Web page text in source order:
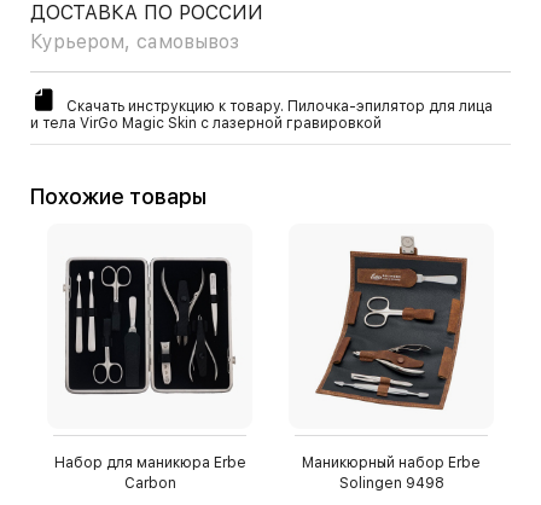
ДОСТАВКА ПО РОССИИ
Курьером, самовывоз
Скачать инструкцию к товару. Пилочка-эпилятор для лица
и тела VirGo Magic Skin с лазерной гравировкой
Похожие товары
Набор для маникюра Erbe
Carbon
Маникюрный набор Erbe
Solingen 9498